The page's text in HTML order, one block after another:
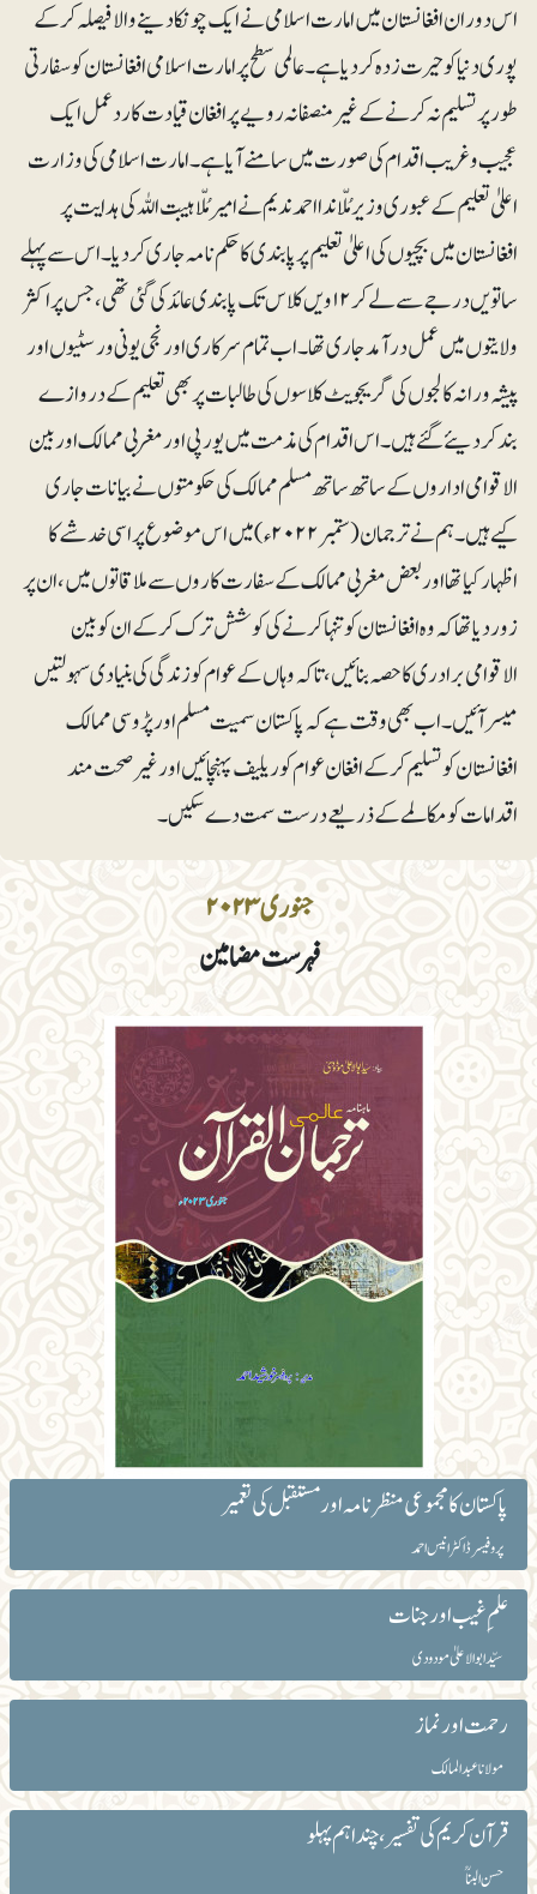
جنوری ۲۰۲۳
فہرست مضامین
پاکستان کا مجموعی منظر نامہ اور مستقبل کی تعمیر
پروفیسر ڈاکٹر انیس احمد
علمِ غیب اور جنات
سیّد ابوالاعلیٰ مودودی
رحمت اورنماز
مولانا عبد المالک
قرآن کریم کی تفسیر، چنداہم پہلو
حسن البناؒ
اس دوران افغانستان میں امارت اسلامی نے ایک چونکا دینے والا فیصلہ کر کے
پوری دنیا کو حیرت زدہ کر دیا ہے۔ عالمی سطح پر امارت اسلامی افغانستان کو سفارتی
طور پر تسلیم نہ کرنے کے غیرمنصفانہ رویے پر افغان قیادت کا رد عمل ایک
عجیب و غریب اقدام کی صورت میں سامنے آیا ہے۔ امارت اسلامی کی وزارت
اعلیٰ تعلیم کے عبوری وزیر مُلّا ندا احمد ندیم نے امیر مُلّا ہیبت اللہ کی ہدایت پر
افغانستان میں بچیوں کی اعلیٰ تعلیم پر پابندی کا حکم نامہ جاری کردیا۔ اس سے پہلے
ساتویں درجے سے لے کر ۱۲ویں کلا س تک پابندی عائد کی گئی تھی، جس پر اکثر
ولایتوں میں عمل درآمد جاری تھا۔ اب تمام سرکاری اور نجی یونی ورسٹیوں اور
پیشہ ورانہ کالجوں کی گریجویٹ کلاسوں کی طالبات پر بھی تعلیم کے دروازے
بند کر دیئے گئے ہیں ۔اس اقدام کی مذمت میں یورپی اور مغربی ممالک اور بین
الاقوامی اداروں کے ساتھ ساتھ مسلم ممالک کی حکومتوں نے بیا نات جاری
کیے ہیں۔ ہم نے ترجمان (ستمبر ۲۰۲۲ء) میں اس موضوع پر اسی خدشے کا
اظہار کیا تھا اور بعض مغربی ممالک کے سفارت کاروں سے ملاقاتوں میں ،ان پر
زور دیا تھا کہ وہ افغانستان کو تنہا کرنے کی کوشش ترک کرکے ان کو بین
الاقوامی برادری کا حصہ بنا ئیں، تاکہ وہاں کے عوام کو زندگی کی بنیادی سہولتیں
میسر آئیں ۔ اب بھی وقت ہے کہ پاکستان سمیت مسلم اور پڑوسی ممالک
افغانستان کو تسلیم کر کے افغان عوام کو ریلیف پہنچائیں اور غیرصحت مند
اقدامات کو مکالمے کے ذریعے درست سمت دے سکیں۔